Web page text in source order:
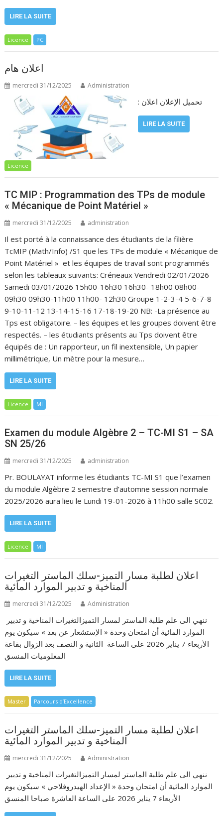
LIRE LA SUITE
Licence PC
اعلان هام
mercredi 31/12/2025 Administration
: تحميل الإعلان اعلان
LIRE LA SUITE
Licence
TC MIP : Programmation des TPs de module
« Mécanique de Point Matériel »
mercredi 31/12/2025 administration
Il est porté à la connaissance des étudiants de la filière
TcMIP (Math/Info) /S1 que les TPs de module « Mécanique de
Point Matériel » et les équipes de travail sont programmés
selon les tableaux suivants: Créneaux Vendredi 02/01/2026
Samedi 03/01/2026 15h00-16h30 16h30- 18h00 08h00-
09h30 09h30-11h00 11h00- 12h30 Groupe 1-2-3-4 5-6-7-8
9-10-11-12 13-14-15-16 17-18-19-20 NB: -La présence au
Tps est obligatoire. – les équipes et les groupes doivent être
respectés. – les étudiants présents au Tps doivent être
équipés de : Un rapporteur, un fil inextensible, Un papier
millimétrique, Un mètre pour la mesure…
LIRE LA SUITE
Licence MI
Examen du module Algèbre 2 – TC-MI S1 – SA
SN 25/26
mercredi 31/12/2025 administration
Pr. BOULAYAT informe les étudiants TC-MI S1 que l’examen
du module Algèbre 2 semestre d’automne session normale
2025/2026 aura lieu le Lundi 19-01-2026 à 11h00 salle SC02.
LIRE LA SUITE
Licence MI
اعلان لطلبة مسار التميز-سلك الماستر التغيرات
المناخية و تدبير الموارد المائية
mercredi 31/12/2025 Administration
الموارد المائية أن امتحان وحدة « الإستشعار عن بعد » سيكون يوم
الأربعاء 7 يناير 2026 على الساعة الثانية و النصف بعد الزوال بقاعة
المعلوميات المنسق
LIRE LA SUITE
Master Parcours d’Excellence
اعلان لطلبة مسار التميز-سلك الماستر التغيرات
المناخية و تدبير الموارد المائية
mercredi 31/12/2025 Administration
الموارد المائية أن امتحان وحدة « الإعداد الهيدروفلاحي » سيكون يوم
الأربعاء 7 يناير 2026 على الساعة العاشرة صباحا المنسق